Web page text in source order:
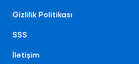
Gizlilik Politikası
SSS
İletişim